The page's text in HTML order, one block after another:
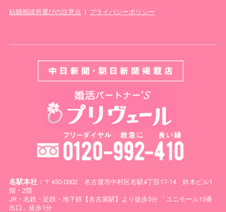
結婚相談所選びの注意点 | プライバシーポリシー
名駅本社： 〒450-0002 名古屋市中村区名駅4丁目17-14 鈴木ビル1
階・2階
JR・名鉄・近鉄・地下鉄【名古屋駅】より徒歩5分 「ユニモール15番
出口」徒歩1分